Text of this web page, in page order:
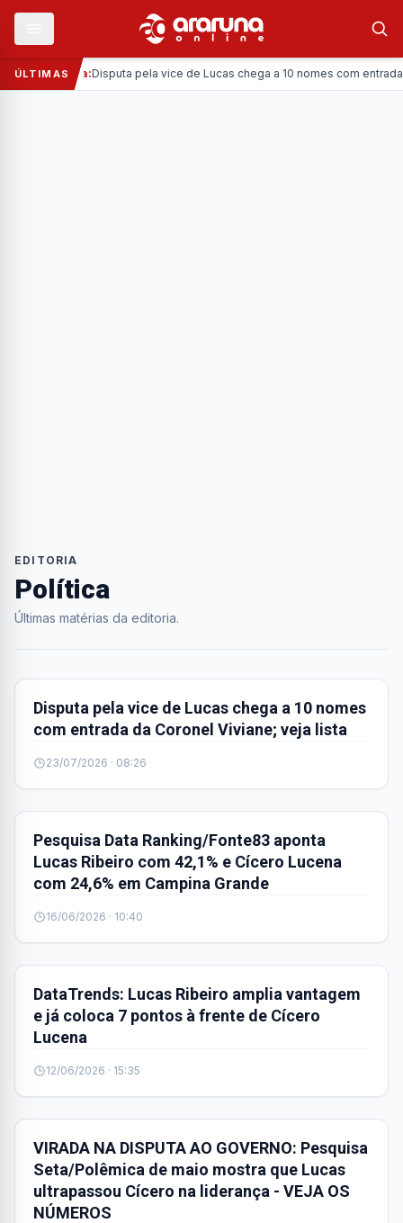
ÚLTIMAS
Política:Disputa pela vice de Lucas chega a 10 nomes com entrada
EDITORIA
Política
Últimas matérias da editoria.
Disputa pela vice de Lucas chega a 10 nomes
com entrada da Coronel Viviane; veja lista
23/07/2026 · 08:26
POLÍTICA
Pesquisa Data Ranking/Fonte83 aponta
Lucas Ribeiro com 42,1% e Cícero Lucena
com 24,6% em Campina Grande
16/06/2026 · 10:40
POLÍTICA
DataTrends: Lucas Ribeiro amplia vantagem
e já coloca 7 pontos à frente de Cícero
Lucena
12/06/2026 · 15:35
POLÍTICA
VIRADA NA DISPUTA AO GOVERNO: Pesquisa
Seta/Polêmica de maio mostra que Lucas
ultrapassou Cícero na liderança - VEJA OS
NÚMEROS